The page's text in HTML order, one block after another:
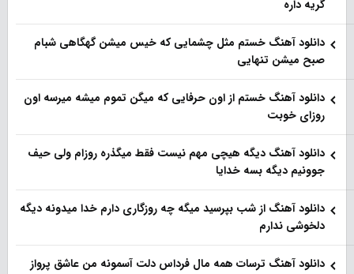
گریه داره
دانلود آهنگ خستم مثل چشمایی که خیس میشن گهگاهی شبام
صبح میشن تنهایی
دانلود آهنگ خستم از اون حرفایی که میگن تموم میشه میرسه اون
روزای خوبت
دانلود آهنگ دیگه هیچی مهم نیست فقط میگذره روزام ولی حیف
جوونیم دیگه بسه خدایا
دانلود آهنگ از شب بپرسید میگه چه روزگاری دارم خدا میدونه دیگه
دلخوشی ندارم
دانلود آهنگ ترسات همه مال فرداس دلت آسمونه من عاشق پرواز